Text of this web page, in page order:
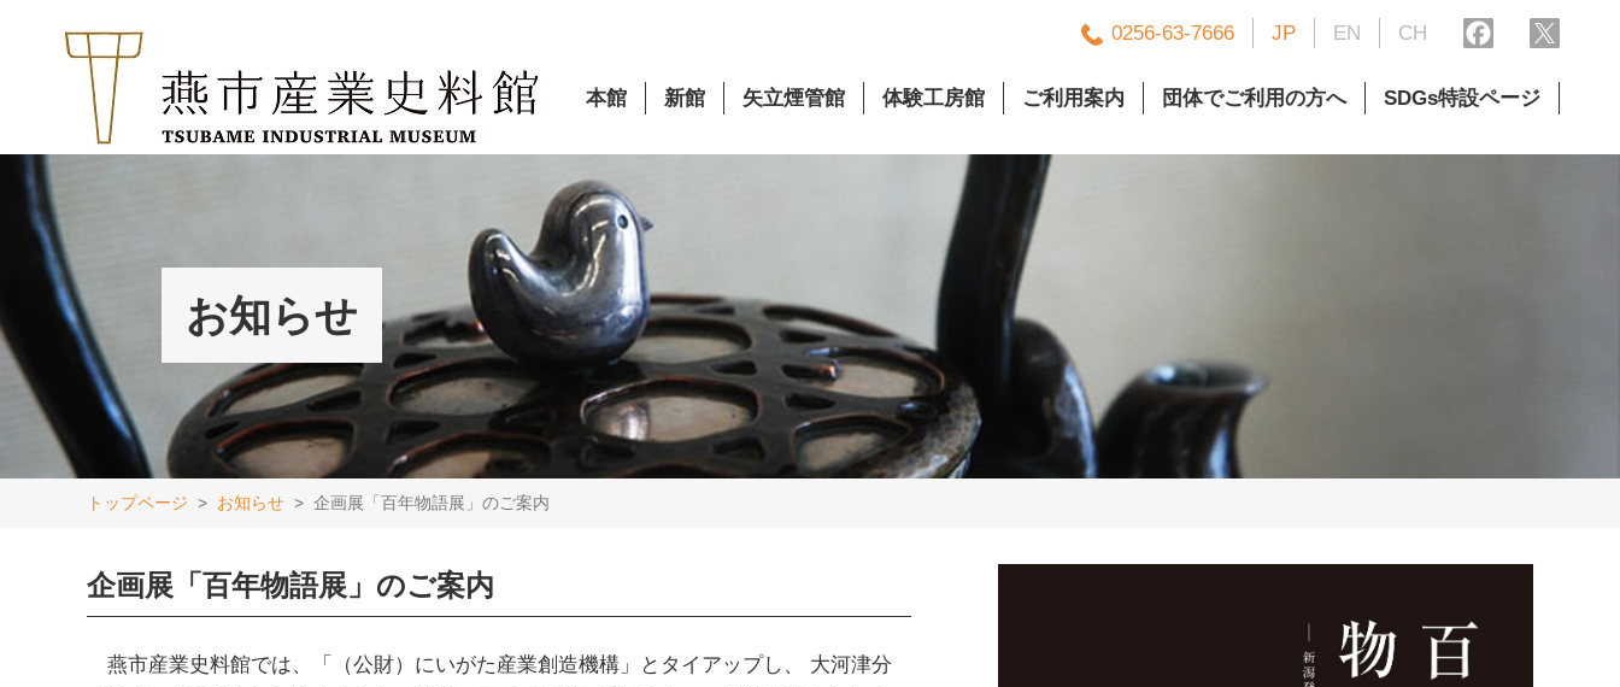
0256-63-7666 JP EN CH
本館 新館 矢立煙管館 体験工房館 ご利用案内 団体でご利用の方へ SDGs特設ページ
お知らせ
トップページ お知らせ 企画展「百年物語展」のご案内
企画展「百年物語展」のご案内
燕市産業史料館では、「（公財）にいがた産業創造機構」とタイアップし、 大河津分